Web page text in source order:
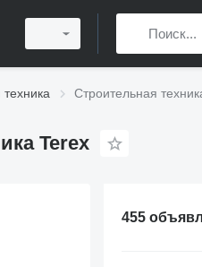
Строительная
Terex
455